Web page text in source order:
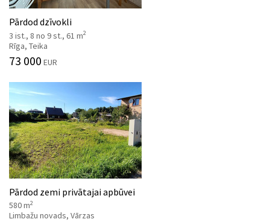
Pārdod dzīvokli
3 ist., 8 no 9 st., 61 m2
Rīga, Teika
73 000 EUR
Pārdod zemi privātajai apbūvei
580 m2
Limbažu novads, Vārzas